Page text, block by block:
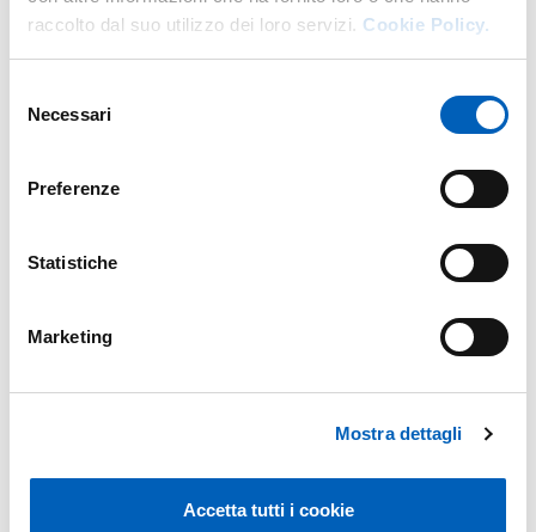
raccolto dal suo utilizzo dei loro servizi. Cookie Policy.
delNecessari
Preferenze
Statistiche
Marketing
Mostra dettagli
Accetta tutti i cookie
Green and sustainable supply chain management models in
Authors: Cristini Guido; Salvietti Giada; Zerbini Cristina
Year: 2026
Authors: Ozuem W.; Ranfagni S.; Willis M.; Salvietti G.; Howell K.